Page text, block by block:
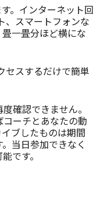
。インターネット回
、スマートフォンな
一畳分ほど横にな
セスするだけで簡単
確認できません。
ーチとあなたの動
ブしたものは期間
当日参加できなく
です。